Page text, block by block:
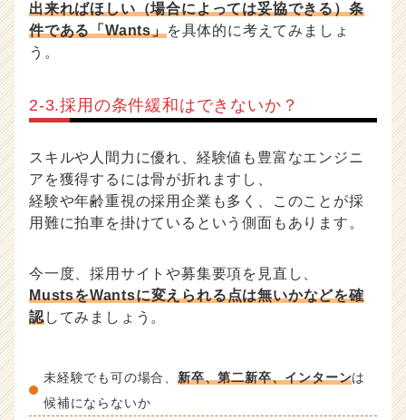
出来ればほしい（場合によっては妥協できる）条
件である「Wants」を具体的に考えてみましょ
う。
2-3.採用の条件緩和はできないか？
スキルや人間力に優れ、経験値も豊富なエンジニ
アを獲得するには骨が折れますし、
経験や年齢重視の採用企業も多く、このことが採
用難に拍車を掛けているという側面もあります。
今一度、採用サイトや募集要項を見直し、
MustsをWantsに変えられる点は無いかなどを確
認してみましょう。
未経験でも可の場合、 新卒、第二新卒、インターンは
候補にならないか